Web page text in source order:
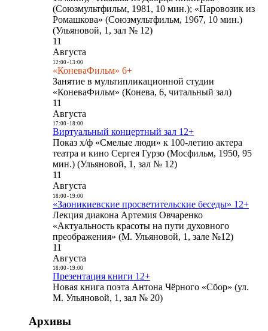
(Союзмультфильм, 1981, 10 мин.); «Паровозик из
Ромашкова» (Союзмультфильм, 1967, 10 мин.)
(Ульяновой, 1, зал № 12)
11
Августа
12:00- 13:00
«КоневаФильм» 6+
Занятие в мультипликационной студии
«КоневаФильм» (Конева, 6, читальный зал)
11
Августа
17:00- 18:00
Виртуальный концертный зал 12+
Показ х/ф «Смелые люди» к 100-летию актера
театра и кино Сергея Гурзо (Мосфильм, 1950, 95
мин.) (Ульяновой, 1, зал № 12)
11
Августа
18:00- 19:00
«Заоникиевские просветительские беседы» 12+
Лекция диакона Артемия Овчаренко
«Актуальность красоты на пути духовного
преображения» (М. Ульяновой, 1, зале №12)
11
Августа
18:00- 19:00
Презентация книги 12+
Новая книга поэта Антона Чёрного «Сбор» (ул.
М. Ульяновой, 1, зал № 20)
Архивы